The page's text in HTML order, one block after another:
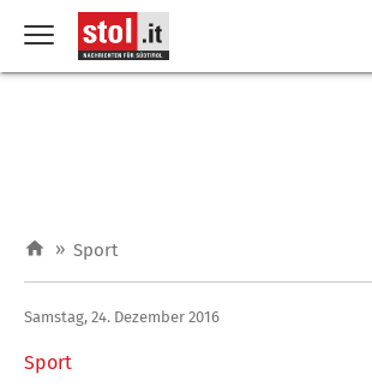
» Sport
Sport
Samstag, 24. Dezember 2016